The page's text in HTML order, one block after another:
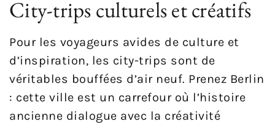
City-trips culturels et créatifs
Pour les voyageurs avides de culture et
d’inspiration, les city-trips sont de
véritables bouffées d’air neuf. Prenez Berlin
: cette ville est un carrefour où l’histoire
ancienne dialogue avec la créativité